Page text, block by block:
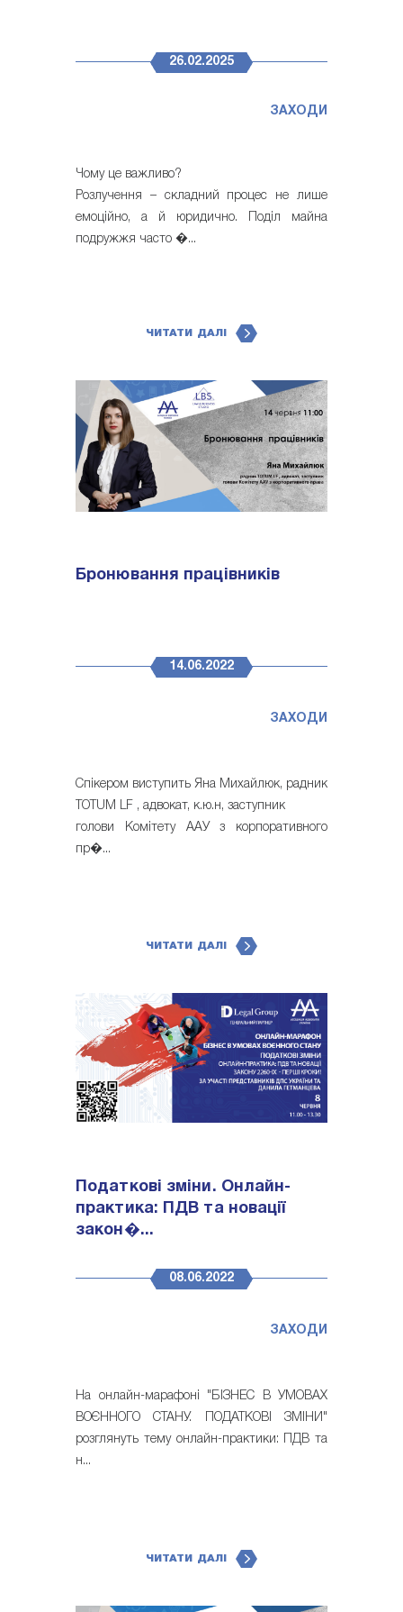
26.02.2025
ЗАХОДИ
Чому це важливо?
Розлучення – складний процес не лише
емоційно, а й юридично. Поділ майна
подружжя часто �...
ЧИТАТИ ДАЛІ
Бронювання працівників
14.06.2022
ЗАХОДИ
Спікером виступить Яна Михайлюк, радник
TOTUM LF , адвокат, к.ю.н, заступник
голови Комітету ААУ з корпоративного
пр�...
ЧИТАТИ ДАЛІ
Податкові зміни. Онлайн-
практика: ПДВ та новації
закон�...
08.06.2022
ЗАХОДИ
На онлайн-марафоні "БІЗНЕС В УМОВАХ
ВОЄННОГО СТАНУ. ПОДАТКОВІ ЗМІНИ"
розглянуть тему онлайн-практики: ПДВ та
н...
ЧИТАТИ ДАЛІ